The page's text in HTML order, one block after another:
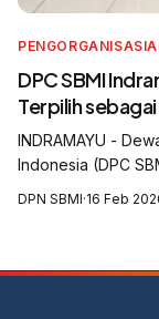
DPC SBMI
Terpilih
INDRAMAYU -
Indonesia (DPC
DPN SBMI·16 Feb